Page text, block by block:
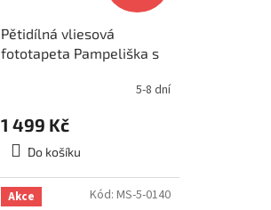
Pětidílná vliesová
fototapeta Pampeliška s
375x250cm, MS-5-01255-8 dní
1 499 Kč
Do košíku
Akce
Kód: MS-5-0140